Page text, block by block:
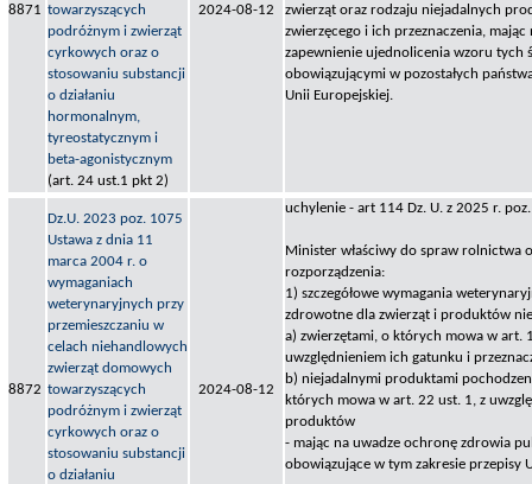
8871 towarzyszących
podróżnym i zwierząt
cyrkowych oraz o
stosowaniu substancji
o działaniu
hormonalnym,
tyreostatycznym i
beta-agonistycznym
(art. 24 ust.1 pkt 2)
2024-08-12
zwierząt oraz rodzaju niejadalnych
zwierzęcego i ich przeznaczenia, mając
zapewnienie ujednolicenia wzoru tych
obowiązującymi w pozostałych
Unii Europejskiej.
8872
Dz.U. 2023 poz. 1075
Ustawa z dnia 11
marca 2004 r. o
wymaganiach
weterynaryjnych przy
przemieszczaniu w
celach niehandlowych
zwierząt domowych
towarzyszących
podróżnym i zwierząt
cyrkowych oraz o
stosowaniu substancji
o działaniu
2024-08-12
uchylenie - art 114 Dz. U. z 2025 r.
Minister właściwy do spraw rolnictwa
rozporządzenia:
1) szczegółowe wymagania
zdrowotne dla zwierząt i produktów
a) zwierzętami, o których mowa w art.
uwzględnieniem ich gatunku i
b) niejadalnymi produktami
których mowa w art. 22 ust. 1, z
produktów
- mając na uwadze ochronę zdrowia
obowiązujące w tym zakresie przepisy